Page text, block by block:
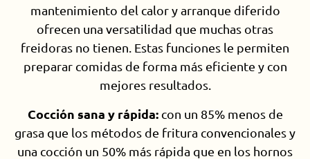
mantenimiento del calor y arranque diferido
ofrecen una versatilidad que muchas otras
freidoras no tienen. Estas funciones le permiten
preparar comidas de forma más eficiente y con
mejores resultados.
Cocción sana y rápida:con un 85% menos de
grasa que los métodos de fritura convencionales y
una cocción un 50% más rápida que en los hornos